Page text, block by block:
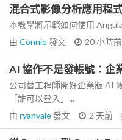
混合式影像分析應用程
本教學將示範如何使用
由 Connie發文 20 小時前
AI 協作不是發帳號：企
公司替工程師開好企業版 AI
「誰可以登入」...
由 ryanvale發文 2 天前